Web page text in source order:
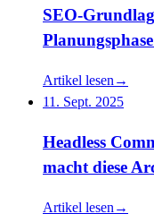
SEO-
Artikel lesen →
11. Sept. 2025
Headless
macht diese
Artikel lesen →